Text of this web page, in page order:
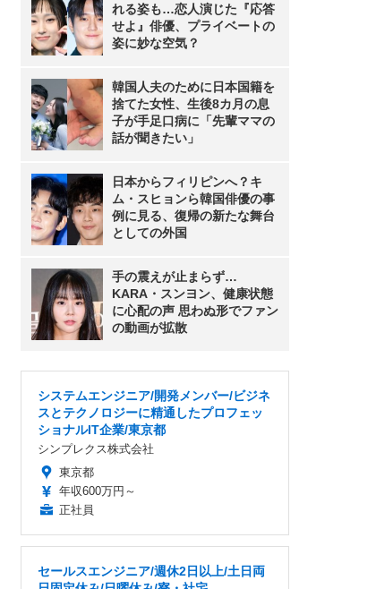
れる姿も…恋人演じた『応答
せよ』俳優、プライベートの
姿に妙な空気？
韓国人夫のために日本国籍を
捨てた女性、生後8カ月の息
子が手足口病に「先輩ママの
話が聞きたい」
日本からフィリピンへ？キ
ム・スヒョンら韓国俳優の事
例に見る、復帰の新たな舞台
としての外国
手の震えが止まらず…
KARA・スンヨン、健康状態
に心配の声 思わぬ形でファン
の動画が拡散
システムエンジニア/開発メンバー/ビジネ
スとテクノロジーに精通したプロフェッ
ショナルIT企業/東京都
シンプレクス株式会社
東京都
年収600万円～
正社員
セールスエンジニア/週休2日以上/土日両